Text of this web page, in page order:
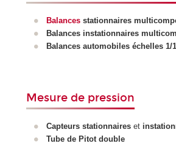
Balancesstationnaires
Balances instationnaires
Balances automobiles échelles 1/
Mesure de pression
Capteurs stationnaireset
Tube de Pitot double